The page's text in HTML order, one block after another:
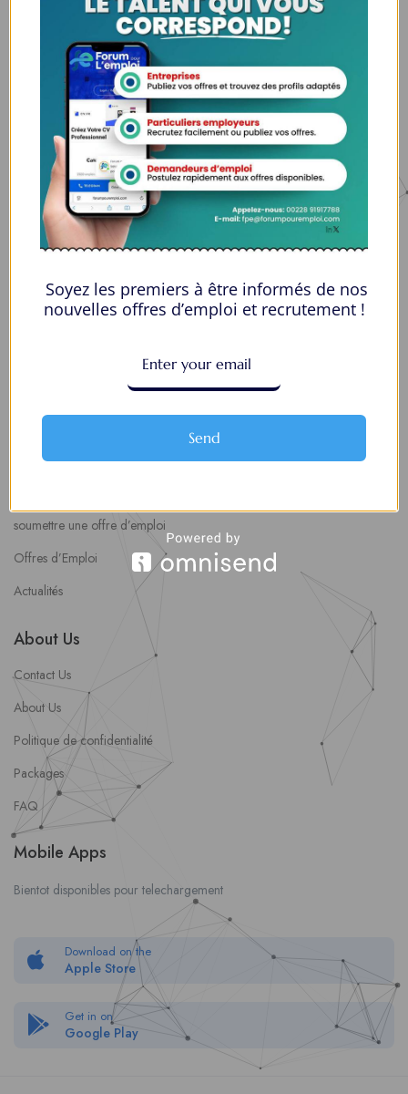
Lome, Togo
fpe@forumpouremploi.com / 0022891917788
Espaces Candidats
Parcourir les Candidats
Tableau de Bord
Alertes d’Emploi
Mes Favoris
Postuler en ligne : 5 erreurs courantes à éviter pour maximiser vos
8 Décisions Importantes Pour Ne Pas Vivre Avec Des Regrets
Espace Employeurs
Parcourirs les employeurs
soumettre une offre d’emploi
Offres d’Emploi
Actualités
About Us
Contact Us
About Us
Politique de confidentialité
Packages
FAQ
Mobile Apps
Bientot disponibles pour telechargement
Download on the
Apple Store
Get in on
Google Play
Soyez les premiers à être informés de nos
nouvelles offres d’emploi et recrutement !
Send